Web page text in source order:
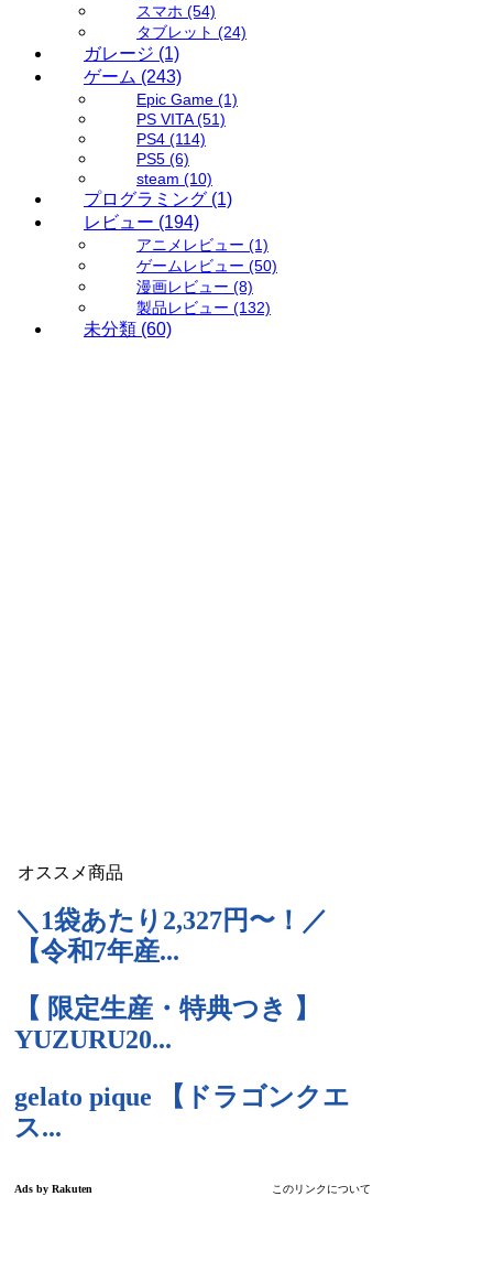
スマホ (54)
タブレット (24)
ガレージ (1)
ゲーム (243)
Epic Game (1)
PS VITA(51)
PS4 (114)
PS5 (6)
steam (10)
プログラミング (1)
レビュー (194)
アニメレビュー (1)
ゲームレビュー (50)
漫画レビュー (8)
製品レビュー (132)
未分類 (60)
オススメ商品